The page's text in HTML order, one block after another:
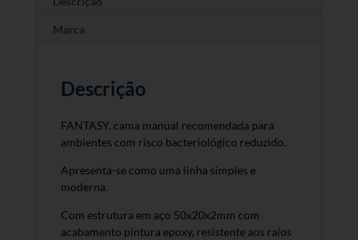
Marca
Descrição
FANTASY, cama manual recomendada para
ambientes com risco bacteriológico reduzido.
Apresenta-se como uma linha simples e
moderna.
Com estrutura em aço 50x20x2mm com
acabamento pintura epoxy, resistente aos raios